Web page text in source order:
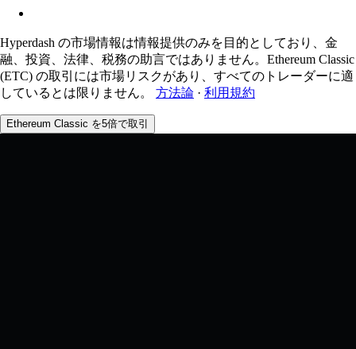
Hyperdash の市場情報は情報提供のみを目的としており、金
融、投資、法律、税務の助言ではありません。Ethereum Classic
(ETC) の取引には市場リスクがあり、すべてのトレーダーに適
しているとは限りません。
方法論 · 利用規約
Ethereum Classic を5倍で取引